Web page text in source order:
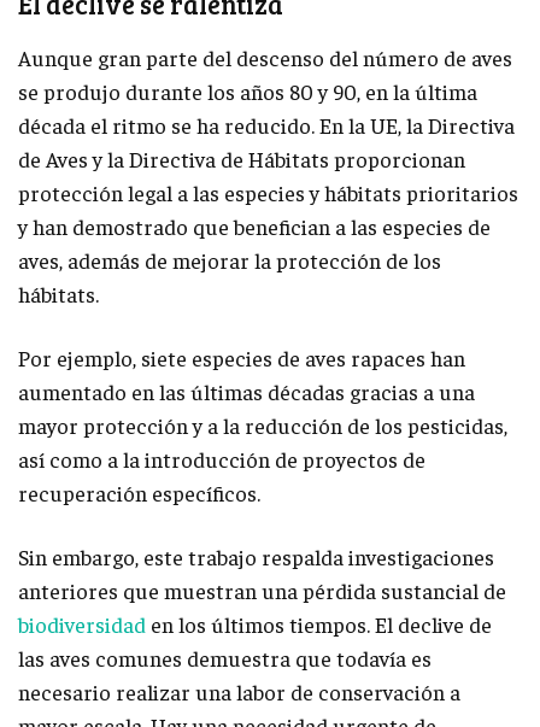
Aunque gran parte del descenso del número de aves
se produjo durante los años 80 y 90, en la última
década el ritmo se ha reducido. En la UE, la Directiva
de Aves y la Directiva de Hábitats proporcionan
protección legal a las especies y hábitats prioritarios
y han demostrado que benefician a las especies de
aves, además de mejorar la protección de los
hábitats.
Por ejemplo, siete especies de aves rapaces han
aumentado en las últimas décadas gracias a una
mayor protección y a la reducción de los pesticidas,
así como a la introducción de proyectos de
recuperación específicos.
Sin embargo, este trabajo respalda investigaciones
anteriores que muestran una pérdida sustancial de
biodiversidad en los últimos tiempos. El declive de
las aves comunes demuestra que todavía es
necesario realizar una labor de conservación a